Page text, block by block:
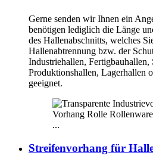
Gerne senden wir Ihnen ein
benötigen lediglich die Länge
des Hallenabschnitts, welches
Hallenabtrennung bzw. der
Industriehallen, Fertigbauhallen,
Produktionshallen, Lagerhallen
geeignet.
...
Streifenvorhang für